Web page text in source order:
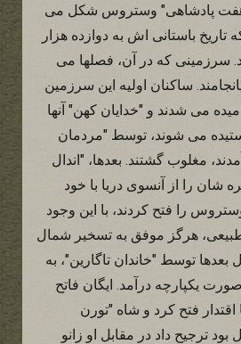
پادشاهی" وستروس شکل می
تاریخ باستانی اش به دوازده هزار
سرزمینی که در آن، فصلها می
ساکنان اولیه این سرزمین
می شدند و "خدایان کهن" آنها
می شوند، توسط "مردمان
مغلوب گشتند. بعدها، "اندال
شان را از آنسوی دریا با خود
را فتح کردند، با این وجود
هرگز موفق به تسخیر شمال
بعدها توسط "خاندان تاگارین"، به
صورت یکپارچه درآمد. ایگان فاتح
اقتدار فتح کرد و شاه "تورن
ترجیح داد در مقابل او زانو